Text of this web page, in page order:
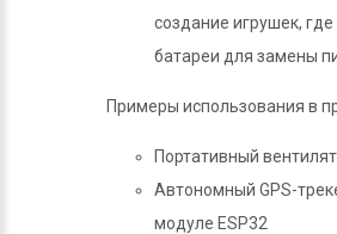
создание игрушек,
батареи для замены
Примеры использования в
Портативный
Автономный GPS-
модуле ESP32